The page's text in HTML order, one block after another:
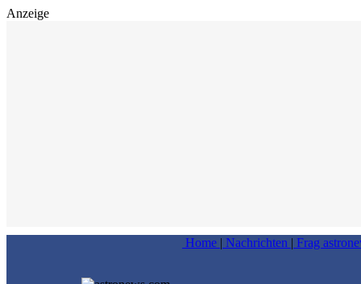
Anzeige
Home | Nachrichten | Frag